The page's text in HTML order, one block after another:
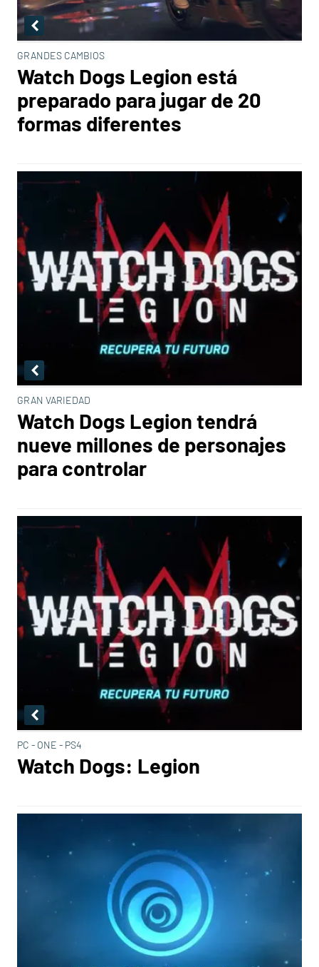
GRANDES CAMBIOS
Watch Dogs Legion está
preparado para jugar de 20
formas diferentes
GRAN VARIEDAD
Watch Dogs Legion tendrá
nueve millones de personajes
para controlar
PC - ONE - PS4
Watch Dogs: Legion